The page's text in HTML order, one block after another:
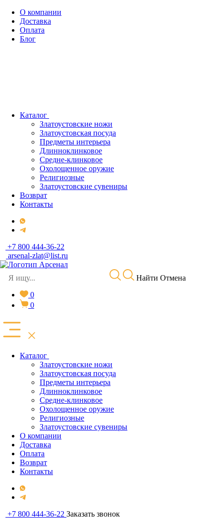
О компании
Доставка
Оплата
Блог
Каталог
Златоустовские ножи
Златоустовская посуда
Предметы интерьера
Длинноклинковое
Средне-клинковое
Охолощенное оружие
Религиозные
Златоустовские сувениры
Возврат
Контакты
+7 800 444-36-22
arsenal-zlat@list.ru
Найти Отмена
0
0
Каталог
Златоустовские ножи
Златоустовская посуда
Предметы интерьера
Длинноклинковое
Средне-клинковое
Охолощенное оружие
Религиозные
Златоустовские сувениры
О компании
Доставка
Оплата
Возврат
Контакты
+7 800 444-36-22 Заказать звонок